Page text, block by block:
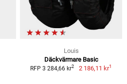
Louis
Däckvärmare Basic
RFP 3 284,66 kr2 2 186,11 kr1